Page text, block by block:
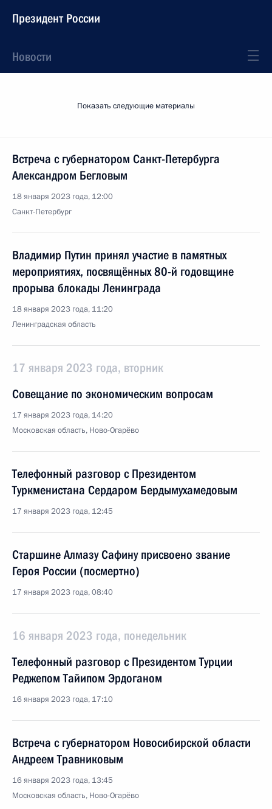
Президент России
Новости
Показать следующие материалы
Встреча с губернатором Санкт-Петербурга
Александром Бегловым
18 января 2023 года, 12:00
Санкт-Петербург
Владимир Путин принял участие в памятных
мероприятиях, посвящённых 80-й годовщине
прорыва блокады Ленинграда
18 января 2023 года, 11:20
Ленинградская область
17 января 2023 года, вторник
Совещание по экономическим вопросам
17 января 2023 года, 14:20
Московская область, Ново-Огарёво
Телефонный разговор с Президентом
Туркменистана Сердаром Бердымухамедовым
17 января 2023 года, 12:45
Старшине Алмазу Сафину присвоено звание
Героя России (посмертно)
17 января 2023 года, 08:40
16 января 2023 года, понедельник
Телефонный разговор с Президентом Турции
Реджепом Тайипом Эрдоганом
16 января 2023 года, 17:10
Встреча с губернатором Новосибирской области
Андреем Травниковым
16 января 2023 года, 13:45
Московская область, Ново-Огарёво